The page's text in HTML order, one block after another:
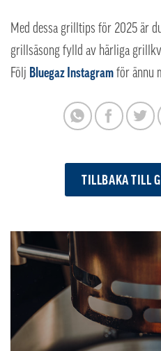
Med dessa grilltips för 2025 är
grillsäsong fylld av härliga
Följ Bluegaz Instagramför ännu
TILLBAKA TILL